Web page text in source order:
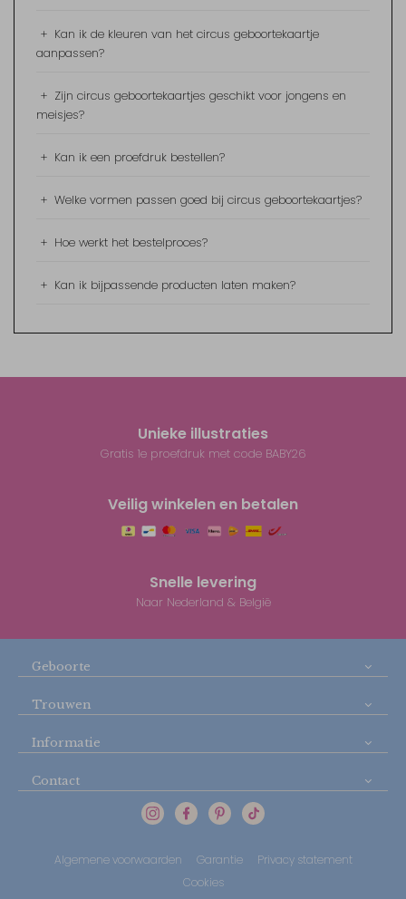
+ Kan ik de kleuren van het circus geboortekaartje
aanpassen?
+ Zijn circus geboortekaartjes geschikt voor jongens en
meisjes?
+ Kan ik een proefdruk bestellen?
+ Welke vormen passen goed bij circus geboortekaartjes?
+ Hoe werkt het bestelproces?
+ Kan ik bijpassende producten laten maken?
Unieke illustraties
Gratis 1e proefdruk met code BABY26
Veilig winkelen en betalen
Snelle levering
Naar Nederland & België
Geboorte
Trouwen
Informatie
Contact
Algemene voorwaarden Garantie
Privacy statement
Cookies